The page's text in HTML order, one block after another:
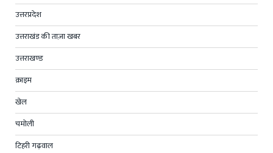
उत्तरप्रदेश
उत्तराखंड की ताज़ा खबर
उत्तराखण्ड
क्राइम
खेल
चमोली
टिहरी गढ़वाल